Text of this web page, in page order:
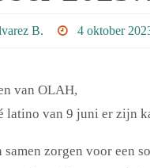
B. 4 oktober
van OLAH,
latino van 9 juni er zijn
samen zorgen voor een